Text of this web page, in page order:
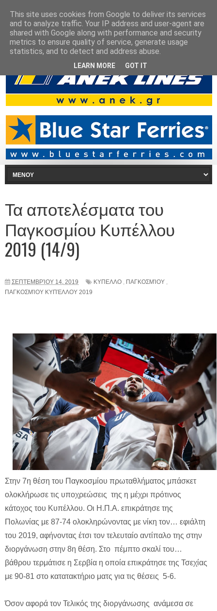
Τα αποτελέσματα του
Παγκοσμίου Κυπέλλου
2019 (14/9)
ΣΕΠΤΕΜΒΡΊΟΥ 14, 2019 ΚΥΠΕΛΛΟ , ΠΑΓΚΟΣΜΊΟΥ ,
ΠΑΓΚΟΣΜΊΟΥ ΚΥΠΈΛΛΟΥ 2019
Στην 7η θέση του Παγκοσμίου πρωταθλήματος μπάσκετ
ολοκλήρωσε τις υποχρεώσεις της η μέχρι πρότινος
κάτοχος του Κυπέλλου. Οι Η.Π.Α. επικράτησε της
Πολωνίας με 87-74 ολοκληρώνοντας με νίκη τον… εφιάλτη
του 2019, αφήνοντας έτσι τον τελευταίο αντίπαλο της στην
διοργάνωση στην 8η θέση. Στο πέμπτο σκαλί του…
βάθρου τερμάτισε η Σερβία η οποία επικράτησε της Τσεχίας
με 90-81 στο κατατακτήριο ματς για τις θέσεις 5-6.
Όσον αφορά τον Τελικός της διοργάνωσης ανάμεσα σε
This site uses cookies from Google to deliver its services
and to analyze traffic. Your IP address and user-agent are
shared with Google along with performance and security
metrics to ensure quality of service, generate usage
statistics, and to detect and address abuse.
LEARN MORE GOT IT